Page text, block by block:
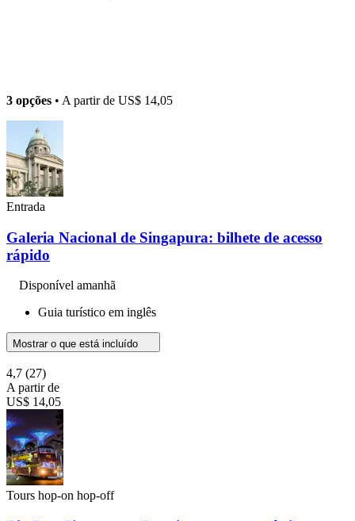
3 opções • A partir de US$ 14,05
Entrada
Galeria Nacional de Singapura: bilhete de acesso
rápido
Disponível amanhã
Guia turístico em inglês
Mostrar o que está incluído
4,7 (27)
A partir de
US$ 14,05
Tours hop-on hop-off